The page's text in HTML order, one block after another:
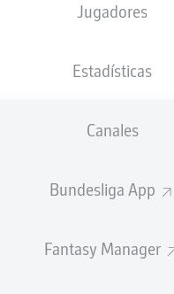
Jugadores
Estadísticas
Canales
Bundesliga App
Fantasy Manager
XGOALS